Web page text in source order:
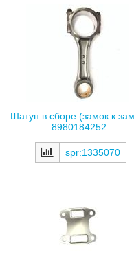
Шатун в сборе (замок к
8980184252
spr:1335070